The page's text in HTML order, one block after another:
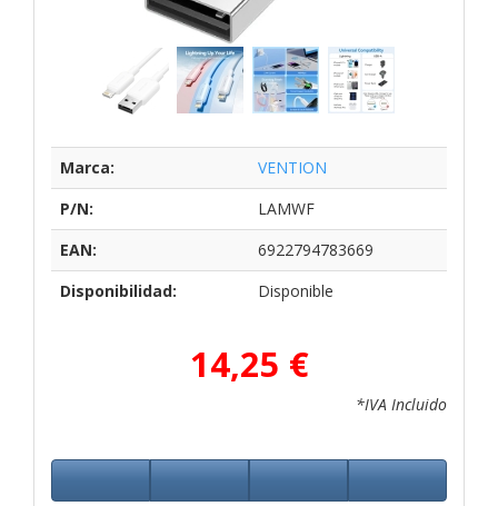
Marca:
VENTION
P/N:
LAMWF
EAN:
6922794783669
Disponibilidad:
Disponible
14,25 €
*IVA Incluido